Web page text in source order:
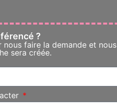
?
faire la demande et nous
sera créée.